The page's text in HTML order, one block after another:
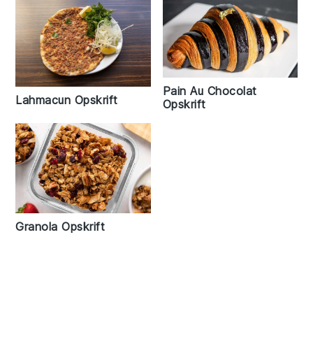
Lahmacun Opskrift
Pain Au Chocolat
Opskrift
Granola Opskrift